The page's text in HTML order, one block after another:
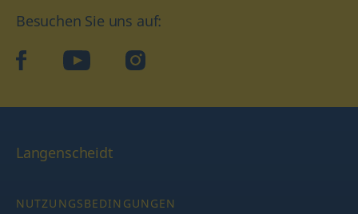
Besuchen Sie uns auf:
facebookYouTube Instagram
Langenscheidt
NUTZUNGSBEDINGUNGEN